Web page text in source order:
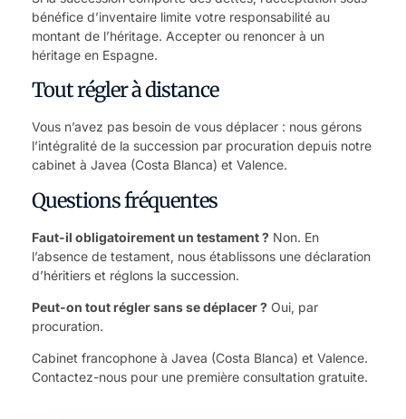
bénéfice d’inventaire limite votre responsabilité au
montant de l’héritage. Accepter ou renoncer à un
héritage en Espagne.
Tout régler à distance
Vous n’avez pas besoin de vous déplacer : nous gérons
l’intégralité de la succession par procuration depuis notre
cabinet à Javea (Costa Blanca) et Valence.
Questions fréquentes
Faut-il obligatoirement un testament ? Non. En
l’absence de testament, nous établissons une déclaration
d’héritiers et réglons la succession.
Peut-on tout régler sans se déplacer ? Oui, par
procuration.
Cabinet francophone à Javea (Costa Blanca) et Valence.
Contactez-nous pour une première consultation gratuite.